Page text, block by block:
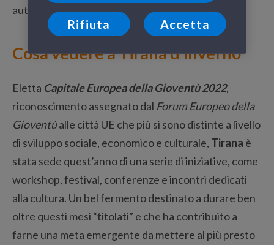
autostrada.
Cosa vedere a Tirana d’inverno
Eletta Capitale Europea della Gioventù 2022,
riconoscimento assegnato dal Forum Europeo della
Gioventùalle città UE che più si sono distinte a livello
di sviluppo sociale, economico e culturale, Tirana è
stata sede quest’anno di una serie di iniziative, come
workshop, festival, conferenze e incontri dedicati
alla cultura. Un bel fermento destinato a durare ben
oltre questi mesi “titolati” e che ha contribuito a
farne una meta emergente da mettere al più presto
Rifiuta Accetta